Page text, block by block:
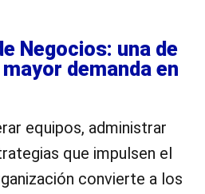
Negocios: una de
demanda en
equipos, administrar
que impulsen el
convierte a los